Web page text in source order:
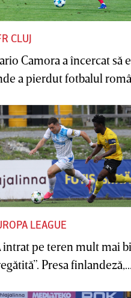
CLUJ
Camora a încercat să
a pierdut fotbalul
LEAGUE
intrat pe teren mult mai
Presa